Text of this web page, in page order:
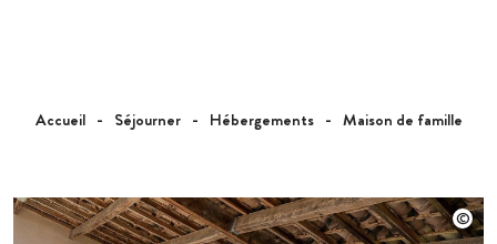
Accueil Séjourner Hébergements Maison de famille